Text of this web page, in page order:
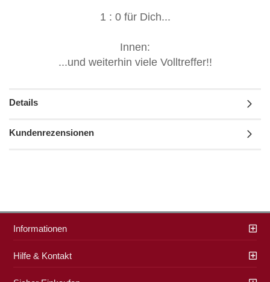
1 : 0 für Dich...
Innen:
...und weiterhin viele Volltreffer!!
Details
Kundenrezensionen
Informationen
Hilfe & Kontakt